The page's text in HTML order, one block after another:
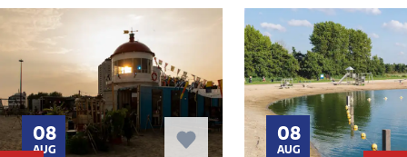
08
AUG
08
AUG